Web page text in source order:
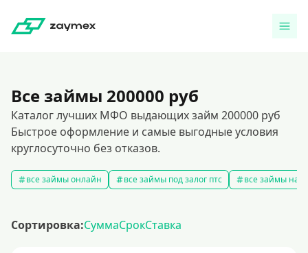
Все займы 200000 руб
Каталог лучших МФО выдающих займ 200000 руб
Быстрое оформление и самые выгодные условия
круглосуточно без отказов.
все займы онлайн все займы под залог птс все займы на
Сортировка:СуммаСрокСтавка